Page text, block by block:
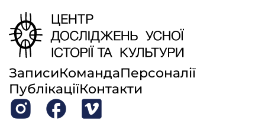
ЗаписиКомандаПерсоналії
ПублікаціїКонтакти